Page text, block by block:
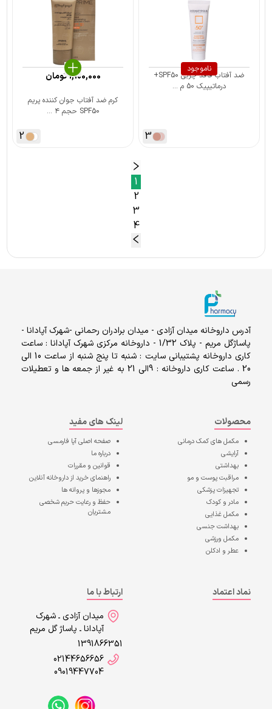
ناموجود
ضد آفتاب فاقد چربی SPF50+
درماتیپیک 50 م ...
3
کرم ضد آفتاب جوان کننده پریم
SPF50 حجم ۴ ...
1,100,000تومان
2
1
2
3
4
آدرس داروخانه میدان آزادی - میدان برادران رحمانی -شهرک آپادانا -
پاساژگل مریم - پلاک 1/32 - داروخانه مرکزی شهرک آپادانا : ساعت
کاری داروخانه پشتیبانی سایت : شنبه تا پنج شنبه از ساعت 10 الی
20 . ساعت کاری داروخانه : 9الی 21 به غیر از جمعه ها و تعطیلات
رسمی
محصولات
مکمل های کمک درمانی
آرایشی
بهداشتی
مراقبت پوست و مو
تجهیزات پزشکی
مادر و کودک
مکمل غذایی
بهداشت جنسی
مکمل ورزشی
عطر و ادکلن
لینک های مفید
صفحه اصلیآپا فارمسی
درباره ما
قوانین و مقررات
راهنمای خرید از داروخانه آنلاین
مجوزها و پروانه ها
حفظ و رعایت حریم شخصی
مشتریان
نماد اعتماد
ارتباط با ما
میدان آزادی ـ شهرک
آپادانا ـ پاساژ گل مریم
1391866351
02144656656
09019447704